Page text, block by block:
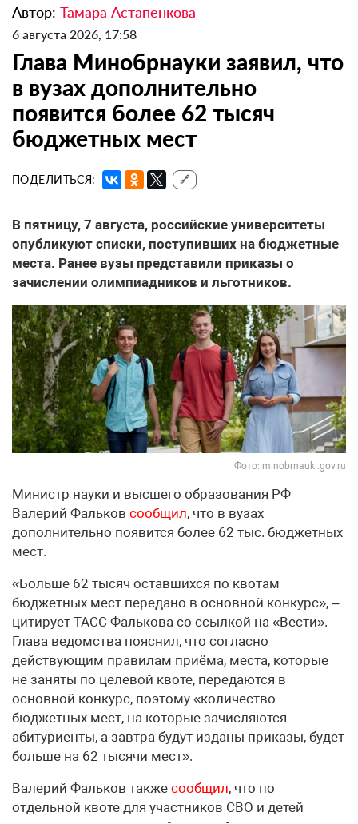
Автор: Тамара Астапенкова
6 августа 2026, 17:58
Глава Минобрнауки заявил, что
в вузах дополнительно
появится более 62 тысяч
бюджетных мест
ПОДЕЛИТЬСЯ: 🔗
В пятницу, 7 августа, российские университеты
опубликуют списки, поступивших на бюджетные
места. Ранее вузы представили приказы о
зачислении олимпиадников и льготников.
Фото: minobrnauki.gov.ru
Министр науки и высшего образования РФ
Валерий Фальков сообщил, что в вузах
дополнительно появится более 62 тыс. бюджетных
мест.
«Больше 62 тысяч оставшихся по квотам
бюджетных мест передано в основной конкурс», –
цитирует ТАСС Фалькова со ссылкой на «Вести».
Глава ведомства пояснил, что согласно
действующим правилам приёма, места, которые
не заняты по целевой квоте, передаются в
основной конкурс, поэтому «количество
бюджетных мест, на которые зачисляются
абитуриенты, а завтра будут изданы приказы, будет
больше на 62 тысячи мест».
Валерий Фальков также сообщил, что по
отдельной квоте для участников СВО и детей